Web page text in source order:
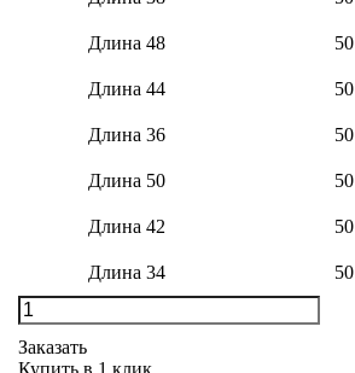
Длина 48
Длина 44
Длина 36
Длина 50
Длина 42
Длина 34
Заказать
Купить в 1 клик